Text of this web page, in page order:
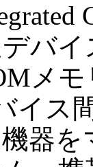
バ
メ
イス
器